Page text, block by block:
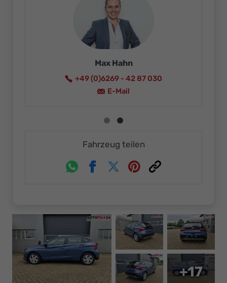
Max Hahn
+49 (0)6269 - 42 87 030
E-Mail
Fahrzeug teilen
WhatsappFacebookTwitterPinterest
Link
+17